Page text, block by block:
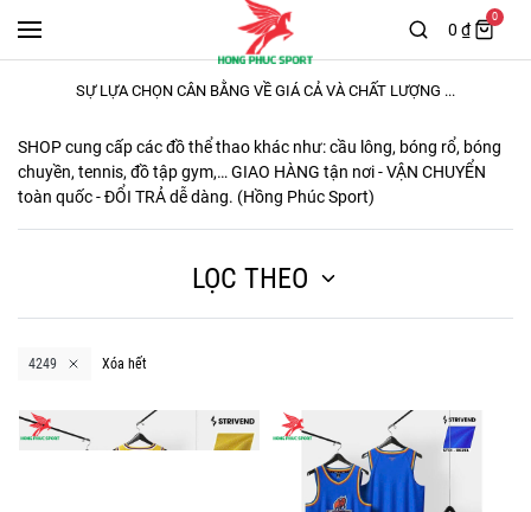
0 ₫
0
SỰ LỰA CHỌN CÂN BẰNG VỀ GIÁ CẢ VÀ CHẤT LƯỢNG ...
SHOP cung cấp các đồ thể thao khác như: cầu lông, bóng rổ, bóng
chuyền, tennis, đồ tập gym,… GIAO HÀNG tận nơi - VẬN CHUYỂN
toàn quốc - ĐỔI TRẢ dễ dàng. (Hồng Phúc Sport)
LỌC THEO
4249 Xóa hết